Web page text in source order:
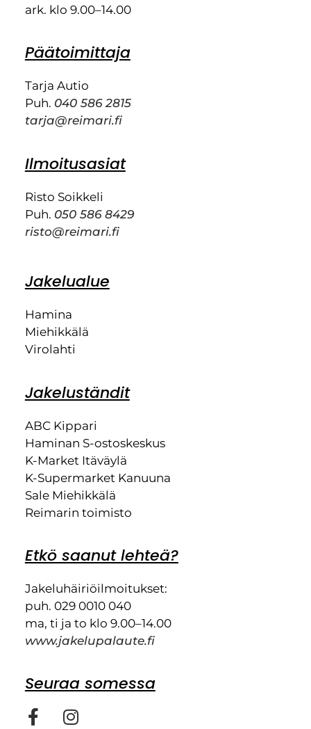
ark. klo 9.00–14.00
Päätoimittaja
Tarja Autio
Puh. 040 586 2815
tarja@reimari.fi
Ilmoitusasiat
Risto Soikkeli
Puh. 050 586 8429
risto@reimari.fi
Jakelualue
Hamina
Miehikkälä
Virolahti
Jakeluständit
ABC Kippari
Haminan S-ostoskeskus
K-Market Itäväylä
K-Supermarket Kanuuna
Sale Miehikkälä
Reimarin toimisto
Etkö saanut lehteä?
Jakeluhäiriöilmoitukset:
puh. 029 0010 040
ma, ti ja to klo 9.00–14.00
www.jakelupalaute.fi
Seuraa somessa